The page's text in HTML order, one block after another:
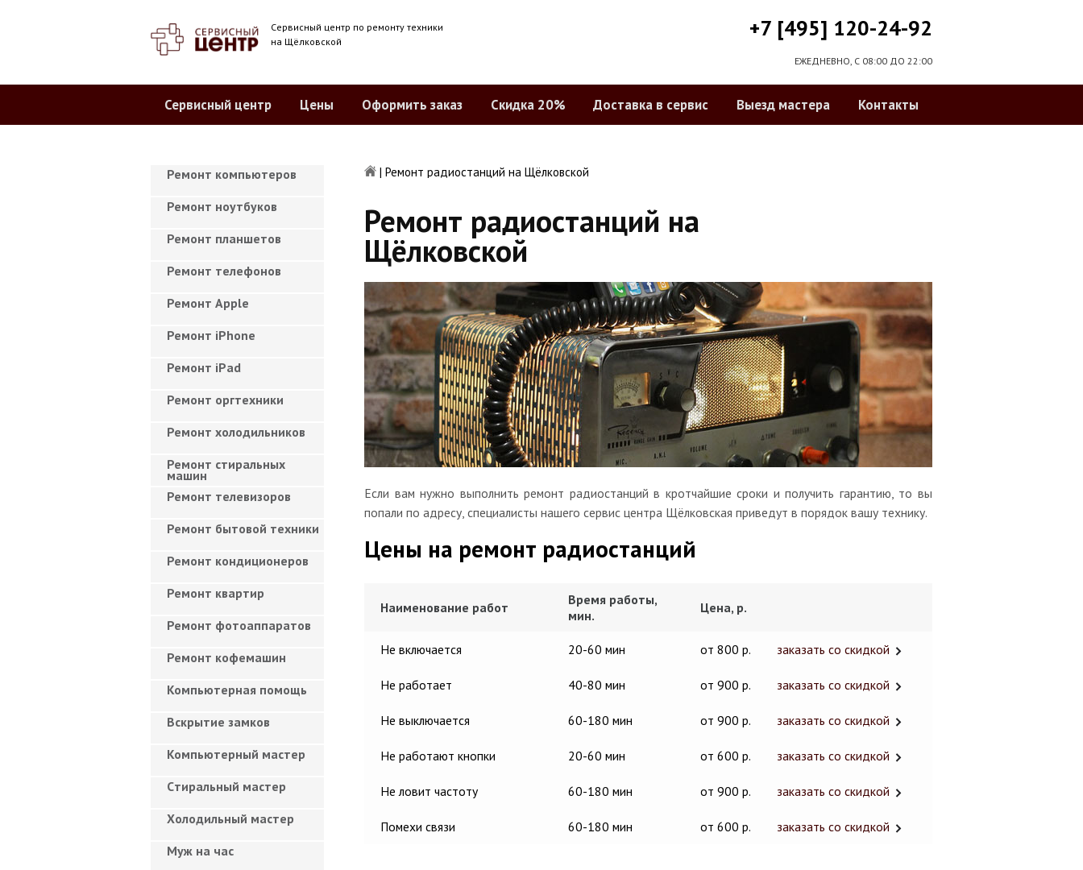
Сервисный центр по ремонту техники
на Щёлковской
+7 [495] 120-24-92
ЕЖЕДНЕВНО, С 08:00 ДО 22:00
Сервисный центр Цены Оформить заказ Скидка 20% Доставка в сервис Выезд мастера Контакты
| Ремонт радиостанций на Щёлковской
Ремонт радиостанций на
Щёлковской
Если вам нужно выполнить ремонт радиостанций в кротчайшие сроки и получить гарантию, то вы
попали по адресу, специалисты нашего сервис центра Щёлковская приведут в порядок вашу технику.
Цены на ремонт радиостанций
Наименование работ
Время работы,
мин.
Цена, р.
Не включается 20-60 мин от 800 р. заказать со скидкой
Не работает 40-80 мин от 900 р. заказать со скидкой
Не выключается 60-180 мин от 900 р. заказать со скидкой
Не работают кнопки 20-60 мин от 600 р. заказать со скидкой
Не ловит частоту 60-180 мин от 900 р. заказать со скидкой
Помехи связи 60-180 мин от 600 р. заказать со скидкой
Ремонт компьютеров
Ремонт ноутбуков
Ремонт планшетов
Ремонт телефонов
Ремонт Apple
Ремонт iPhone
Ремонт iPad
Ремонт оргтехники
Ремонт холодильников
Ремонт стиральных
машин
Ремонт телевизоров
Ремонт бытовой техники
Ремонт кондиционеров
Ремонт квартир
Ремонт фотоаппаратов
Ремонт кофемашин
Компьютерная помощь
Вскрытие замков
Компьютерный мастер
Cтиральный мастер
Холодильный мастер
Муж на час